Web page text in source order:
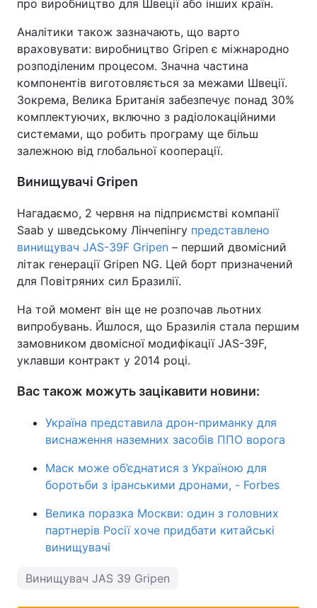
про виробництво для Швеції або інших країн.
Аналітики також зазначають, що варто
враховувати: виробництво Gripen є міжнародно
розподіленим процесом. Значна частина
компонентів виготовляється за межами Швеції.
Зокрема, Велика Британія забезпечує понад 30%
комплектуючих, включно з радіолокаційними
системами, що робить програму ще більш
залежною від глобальної кооперації.
Винищувачі Gripen
Нагадаємо, 2 червня на підприємстві компанії
Saab у шведському Лінчепінгу представлено
винищувач JAS-39F Gripen – перший двомісний
літак генерації Gripen NG. Цей борт призначений
для Повітряних сил Бразилії.
На той момент він ще не розпочав льотних
випробувань. Йшлося, що Бразилія стала першим
замовником двомісної модифікації JAS-39F,
уклавши контракт у 2014 році.
Вас також можуть зацікавити новини:
Україна представила дрон-приманку для
виснаження наземних засобів ППО ворога
Маск може об’єднатися з Україною для
боротьби з іранськими дронами, - Forbes
Велика поразка Москви: один з головних
партнерів Росії хоче придбати китайські
винищувачі
Винищувач JAS 39 Gripen